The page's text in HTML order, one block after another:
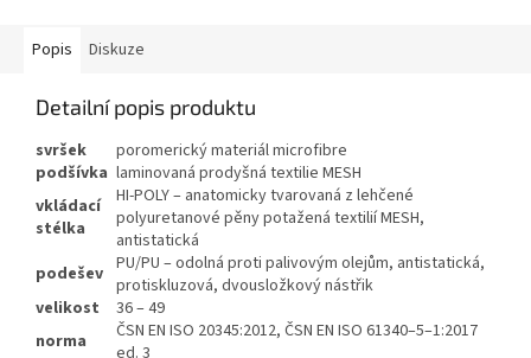
Popis Diskuze
Detailní popis produktu
svršek
poromerický materiál microfibre
podšívka laminovaná prodyšná textilie MESH
vkládací
stélka
HI-POLY – anatomicky tvarovaná z lehčené
polyuretanové pěny potažená textilií MESH,
antistatická
podešev PU/PU – odolná proti palivovým olejům, antistatická,
protiskluzová, dvousložkový nástřik
velikost
36 – 49
norma
ČSN EN ISO 20345:2012, ČSN EN ISO 61340–5–1:2017